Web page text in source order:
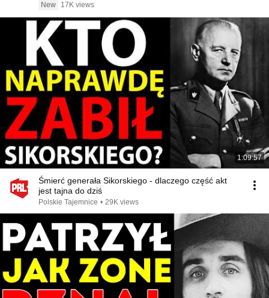
New
17K views
1:09:57
Śmierć generała Sikorskiego - dlaczego część akt
jest tajna do dziś
Polskie Tajemnice • 29K views